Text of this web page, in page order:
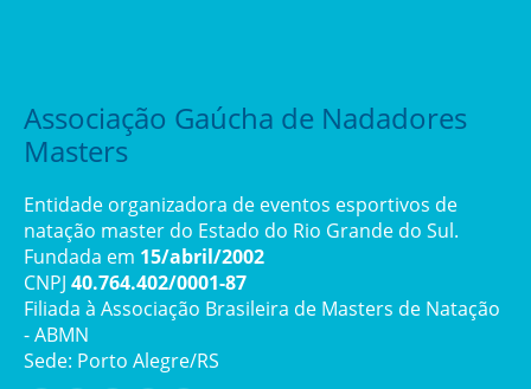
Associação Gaúcha de Nadadores
Masters
Entidade organizadora de eventos esportivos de
natação master do Estado do Rio Grande do Sul.
Fundada em 15/abril/2002
CNPJ 40.764.402/0001-87
Filiada à Associação Brasileira de Masters de Natação
- ABMN
Sede: Porto Alegre/RS